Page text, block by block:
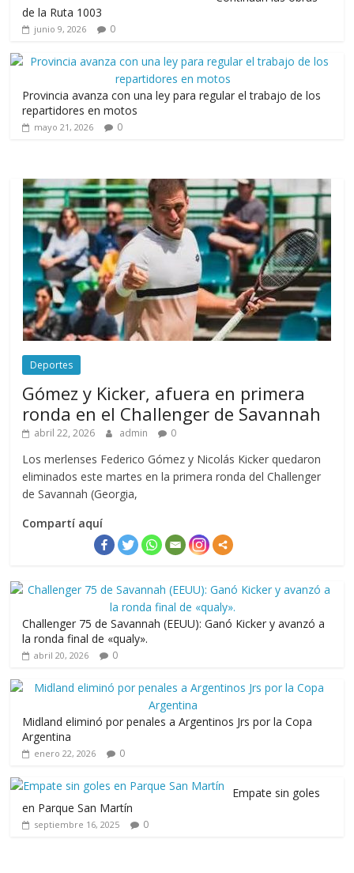
de la Ruta 1003
junio 9, 2026 0
Provincia avanza con una ley para regular el trabajo de los
repartidores en motos
mayo 21, 2026 0
Deportes
Gómez y Kicker, afuera en primera
ronda en el Challenger de Savannah
abril 22, 2026 admin 0
Los merlenses Federico Gómez y Nicolás Kicker quedaron
eliminados este martes en la primera ronda del Challenger
de Savannah (Georgia,
Compartí aquí
Challenger 75 de Savannah (EEUU): Ganó Kicker y avanzó a
la ronda final de «qualy».
abril 20, 2026 0
Midland eliminó por penales a Argentinos Jrs por la Copa
Argentina
enero 22, 2026 0
Empate sin goles
en Parque San Martín
septiembre 16, 2025 0